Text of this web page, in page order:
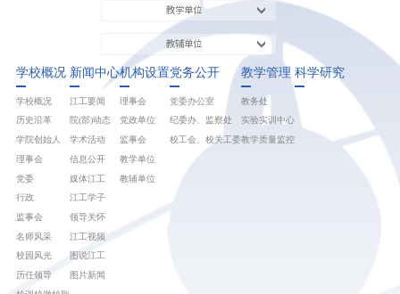
教学单位
教辅单位
学校概况
学校概况
历史沿革
学院创始人
理事会
党委
行政
监事会
名师风采
校园风光
历任领导
新闻中心
江工要闻
院(部)动态
学术活动
信息公开
媒体江工
江工学子
领导关怀
江工视频
图说江工
图片新闻
机构设置
理事会
党政单位
监事会
教学单位
教辅单位
党务公开
党委办公室
纪委办、监察处
校工会、校关工委
教学管理
教务处
实验实训中心
教学质量监控
科学研究